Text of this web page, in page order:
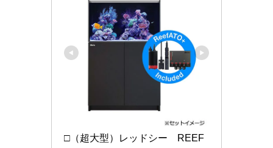
□（超大型）レッドシー　REEF